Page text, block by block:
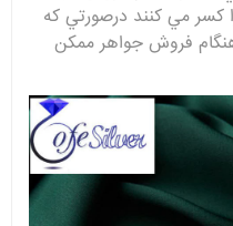
را کسر مي کنند درصورتي که
هنگام فروش جواهر ممکن